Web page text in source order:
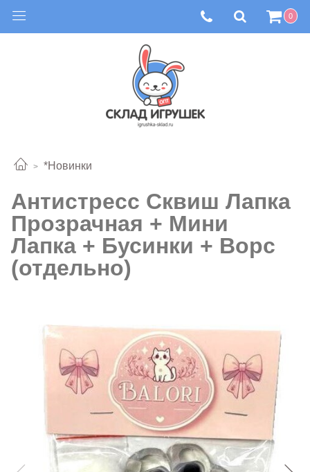
0
*Новинки
Антистресс Сквиш Лапка
Прозрачная + Мини
Лапка + Бусинки + Ворс
(отдельно)